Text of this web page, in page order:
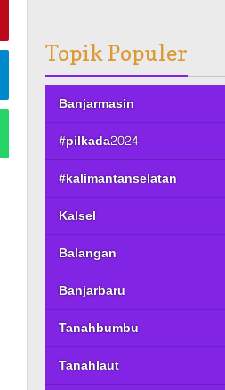
Topik Populer
Banjarmasin
#pilkada2024
#kalimantanselatan
Kalsel
Balangan
Banjarbaru
Tanahbumbu
Tanahlaut